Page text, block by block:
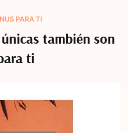
PARA TI
también son
ti